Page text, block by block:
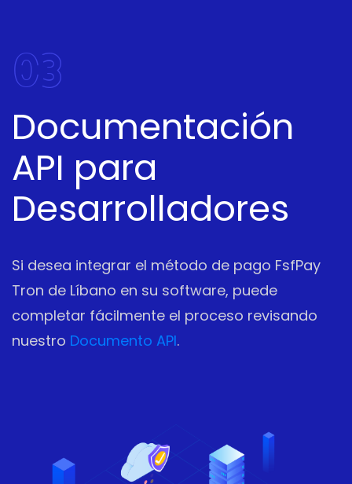
03
Documentación
API para
Desarrolladores
Si desea integrar el método de pago FsfPay
Tron de Líbano en su software, puede
completar fácilmente el proceso revisando
nuestro Documento API.